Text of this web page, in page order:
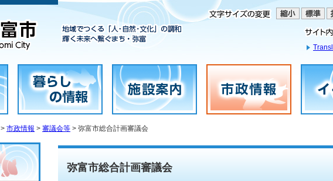
> 市政情報 > 審議会等 > 弥富市総合計画審議会
弥富市総合計画審議会